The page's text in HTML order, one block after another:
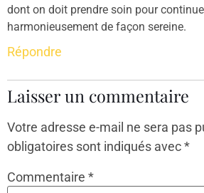
dont on doit prendre soin pour
harmonieusement de façon sereine.
Répondre
Laisser un commentaire
Votre adresse e-mail ne sera pas
obligatoires sont indiqués avec*
Commentaire *